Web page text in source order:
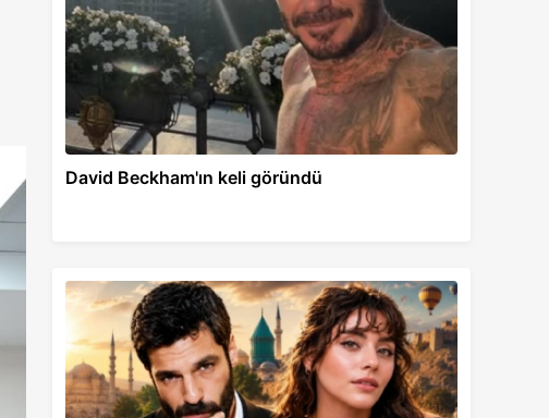
David Beckham'ın keli göründü